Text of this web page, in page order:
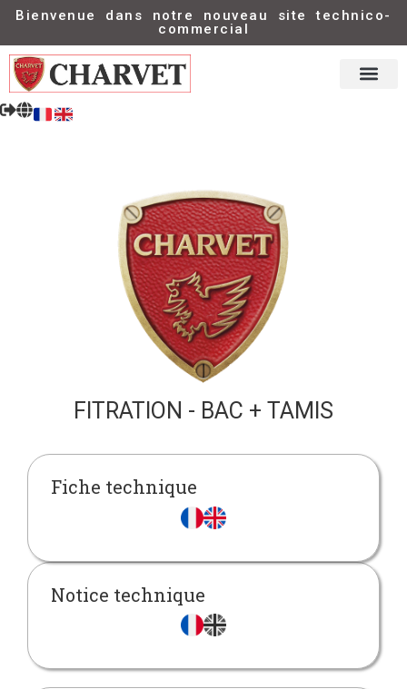
Bienvenue dans notre nouveau site technico-
commercial
FITRATION - BAC + TAMIS
Fiche technique
Notice technique